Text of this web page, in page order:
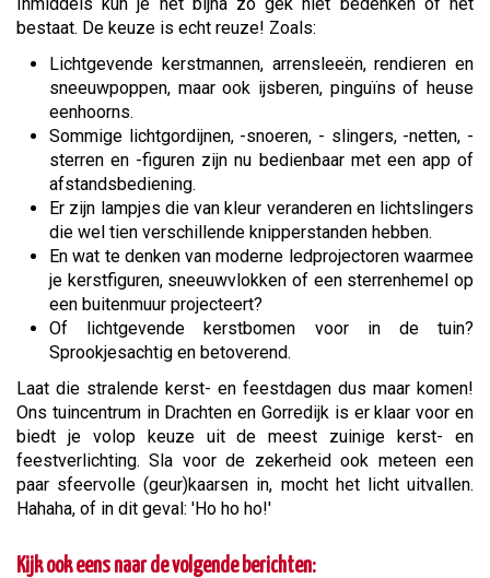
bestaat. De keuze is echt reuze! Zoals:
Lichtgevende kerstmannen, arrensleeën, rendieren en
sneeuwpoppen, maar ook ijsberen, pinguïns of heuse
eenhoorns.
Sommige lichtgordijnen, -snoeren, - slingers, -netten, -
sterren en -figuren zijn nu bedienbaar met een app of
afstandsbediening.
Er zijn lampjes die van kleur veranderen en lichtslingers
die wel tien verschillende knipperstanden hebben.
En wat te denken van moderne ledprojectoren waarmee
je kerstfiguren, sneeuwvlokken of een sterrenhemel op
een buitenmuur projecteert?
Of lichtgevende kerstbomen voor in de tuin?
Sprookjesachtig en betoverend.
Laat die stralende kerst- en feestdagen dus maar komen!
Ons tuincentrum in Drachten en Gorredijk is er klaar voor en
biedt je volop keuze uit de meest zuinige kerst- en
feestverlichting. Sla voor de zekerheid ook meteen een
paar sfeervolle (geur)kaarsen in, mocht het licht uitvallen.
Hahaha, of in dit geval: 'Ho ho ho!'
Kijk ook eens naar de volgende berichten: